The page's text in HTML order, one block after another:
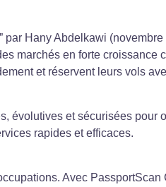
” par Hany Abdelkawi
marchés en forte croissance
et réservent leurs vols
évolutives et sécurisées pour
rapides et efficaces.
Avec